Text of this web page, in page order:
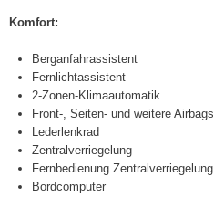
Komfort:
Berganfahrassistent
Fernlichtassistent
2-Zonen-Klimaautomatik
Front-, Seiten- und weitere Airbags
Lederlenkrad
Zentralverriegelung
Fernbedienung Zentralverriegelung
Bordcomputer